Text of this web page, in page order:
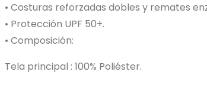
• Costuras reforzadas dobles y remates
• Protección UPF 50+.
• Composición:
Tela principal : 100% Poliéster.